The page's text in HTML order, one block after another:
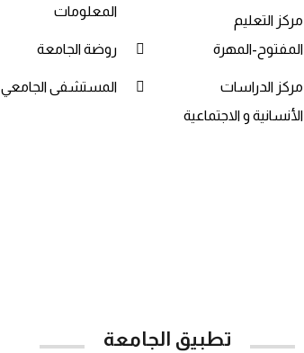
المعلومات
روضة الجامعة
المستشفى الجامعي
مركز التعليم
المفتوح-المهرة
مركز الدراسات
الأنسانية و الاجتماعية
تطبيق الجامعة